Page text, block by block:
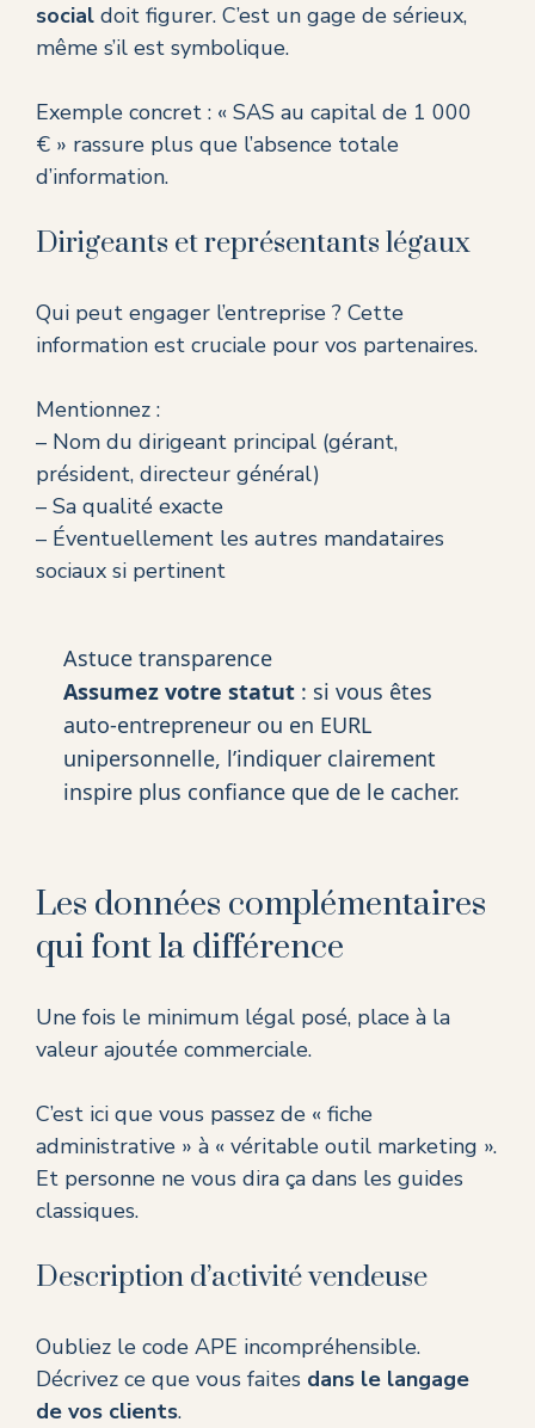
social doit figurer. C’est un gage de sérieux,
même s’il est symbolique.
Exemple concret : « SAS au capital de 1 000
€ » rassure plus que l’absence totale
d’information.
Dirigeants et représentants légaux
Qui peut engager l’entreprise ? Cette
information est cruciale pour vos partenaires.
Mentionnez :
– Nom du dirigeant principal (gérant,
président, directeur général)
– Sa qualité exacte
– Éventuellement les autres mandataires
sociaux si pertinent
Astuce transparence
Assumez votre statut: si vous êtes
auto-entrepreneur ou en EURL
unipersonnelle, l’indiquer clairement
inspire plus confiance que de le cacher.
Les données complémentaires
qui font la différence
Une fois le minimum légal posé, place à la
valeur ajoutée commerciale.
C’est ici que vous passez de « fiche
administrative » à « véritable outil marketing ».
Et personne ne vous dira ça dans les guides
classiques.
Description d’activité vendeuse
Oubliez le code APE incompréhensible.
Décrivez ce que vous faites dans le langage
de vos clients.